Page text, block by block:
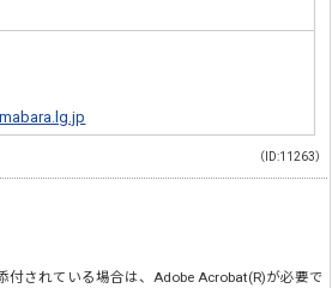
（ID:11263）
付されている場合は、Adobe Acrobat(R)が必要で